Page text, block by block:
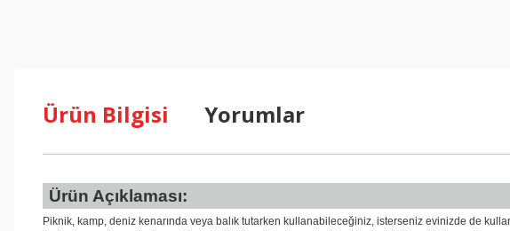
Ürün Bilgisi Yorumlar
Ürün Açıklaması:
Piknik, kamp, deniz kenarında veya balık tutarken kullanabileceğiniz, isterseniz evinizde de